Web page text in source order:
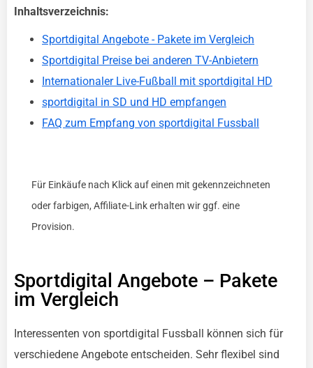
Inhaltsverzeichnis:
Sportdigital Angebote - Pakete im Vergleich
Sportdigital Preise bei anderen TV-Anbietern
Internationaler Live-Fußball mit sportdigital HD
sportdigital in SD und HD empfangen
FAQ zum Empfang von sportdigital Fussball
Für Einkäufe nach Klick auf einen mit gekennzeichneten
oder farbigen, Affiliate-Link erhalten wir ggf. eine
Provision.
Sportdigital Angebote – Pakete
im Vergleich
Interessenten von sportdigital Fussball können sich für
verschiedene Angebote entscheiden. Sehr flexibel sind